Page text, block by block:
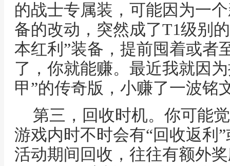
的战士专属装，可能因为一
备的改动，突然成了T1级别
本红利”装备，提前囤着或者
了，你就能赚。最近我就因
甲”的传奇版，小赚了一波铭
第三，回收时机。你可能
游戏内时不时会有“回收返利
活动期间回收，往往有额外